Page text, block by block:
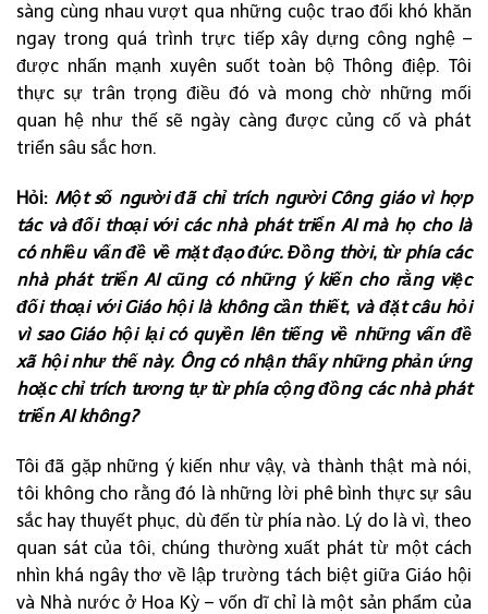
sàng cùng nhau vượt qua những cuộc trao đổi khó khăn
ngay trong quá trình trực tiếp xây dựng công nghệ –
được nhấn mạnh xuyên suốt toàn bộ Thông điệp. Tôi
thực sự trân trọng điều đó và mong chờ những mối
quan hệ như thế sẽ ngày càng được củng cố và phát
triển sâu sắc hơn.
Hỏi: Một số người đã chỉ trích người Công giáo vì hợp
tác và đối thoại với các nhà phát triển AI mà họ cho là
có nhiều vấn đề về mặt đạo đức. Đồng thời, từ phía các
nhà phát triển AI cũng có những ý kiến cho rằng việc
đối thoại với Giáo hội là không cần thiết, và đặt câu hỏi
vì sao Giáo hội lại có quyền lên tiếng về những vấn đề
xã hội như thế này. Ông có nhận thấy những phản ứng
hoặc chỉ trích tương tự từ phía cộng đồng các nhà phát
triển AI không?
Tôi đã gặp những ý kiến như vậy, và thành thật mà nói,
tôi không cho rằng đó là những lời phê bình thực sự sâu
sắc hay thuyết phục, dù đến từ phía nào. Lý do là vì, theo
quan sát của tôi, chúng thường xuất phát từ một cách
nhìn khá ngây thơ về lập trường tách biệt giữa Giáo hội
và Nhà nước ở Hoa Kỳ – vốn dĩ chỉ là một sản phẩm của